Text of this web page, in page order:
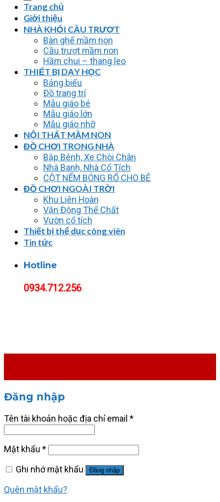
Trang chủ
Giới thiệu
NHÀ KHỐI CẦU TRƯỢT
Bàn ghế mầm non
Cầu trượt mầm non
Hầm chui – thang leo
THIẾT BỊ DẠY HỌC
Bảng biểu
Đồ trang trí
Mẫu giáo bé
Mẫu giáo lớn
Mẫu giáo nhỡ
NỘI THẤT MẦM NON
ĐỒ CHƠI TRONG NHÀ
Bập Bênh, Xe Chòi Chân
Nhà Banh, Nhà Cổ Tích
CỘT NẾM BÓNG RỔ CHO BÉ
ĐỒ CHƠI NGOÀI TRỜI
Khu Liên Hoàn
Vận Động Thể Chất
Vườn cổ tích
Thiết bị thể dục công viên
Tin tức
Hotline
0934.712.256
Đăng nhập
Tên tài khoản hoặc địa chỉ email *
Mật khẩu *
Ghi nhớ mật khẩu
Đăng nhập
Quên mật khẩu?